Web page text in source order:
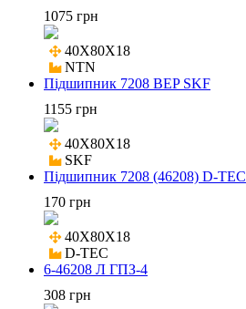
1075 грн
40X80X18
NTN
Підшипник 7208 BEP SKF
1155 грн
40X80X18
SKF
Підшипник 7208 (46208) D-TEC
170 грн
40X80X18
D-TEC
6-46208 Л ГПЗ-4
308 грн